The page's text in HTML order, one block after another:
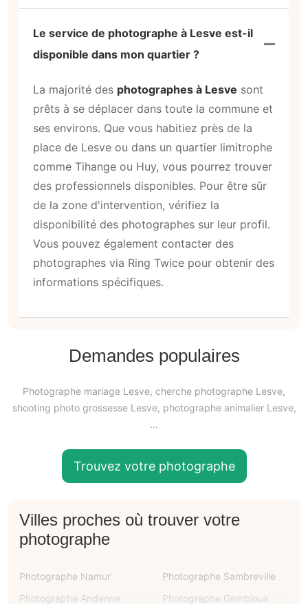
Le service de photographe à Lesve est-il
disponible dans mon quartier ?
La majorité des photographes à Lesve sont
prêts à se déplacer dans toute la commune et
ses environs. Que vous habitiez près de la
place de Lesve ou dans un quartier limitrophe
comme Tihange ou Huy, vous pourrez trouver
des professionnels disponibles. Pour être sûr
de la zone d'intervention, vérifiez la
disponibilité des photographes sur leur profil.
Vous pouvez également contacter des
photographes via Ring Twice pour obtenir des
informations spécifiques.
Demandes populaires
Photographe mariage Lesve, cherche photographe Lesve,
shooting photo grossesse Lesve, photographe animalier Lesve,
…
Trouvez votre photographe
Villes proches où trouver votre
photographe
Photographe Namur
Photographe Sambreville
Photographe Andenne
Photographe Gembloux